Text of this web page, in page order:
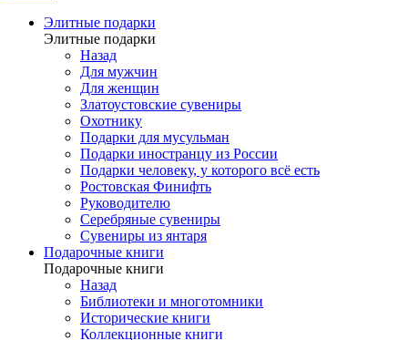
Элитные подарки
Элитные подарки
Назад
Для мужчин
Для женщин
Златоустовские сувениры
Охотнику
Подарки для мусульман
Подарки иностранцу из России
Подарки человеку, у которого всё есть
Ростовская Финифть
Руководителю
Серебряные сувениры
Сувениры из янтаря
Подарочные книги
Подарочные книги
Назад
Библиотеки и многотомники
Исторические книги
Коллекционные книги